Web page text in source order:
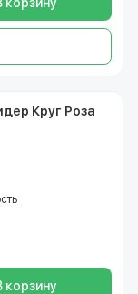
Круг Роза
корзину